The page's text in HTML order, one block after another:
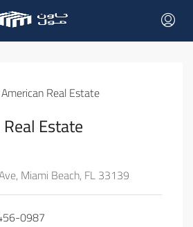
Estate
Miami Beach, FL 33139
0987